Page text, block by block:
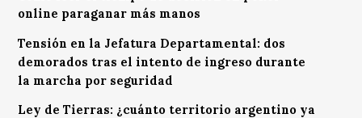
online paraganar más manos
Tensión en la Jefatura Departamental: dos
demorados tras el intento de ingreso durante
la marcha por seguridad
Ley de Tierras: ¿cuánto territorio argentino ya